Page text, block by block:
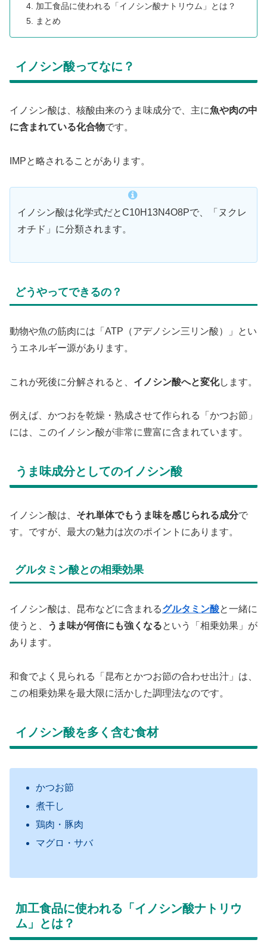
加工食品に使われる「イノシン酸ナトリウム」とは？
まとめ
イノシン酸ってなに？
イノシン酸は、核酸由来のうま味成分で、主に魚や肉の中
に含まれている化合物です。
IMPと略されることがあります。
イノシン酸は化学式だとC10H13N4O8Pで、「ヌクレ
オチド」に分類されます。
どうやってできるの？
動物や魚の筋肉には「ATP（アデノシン三リン酸）」とい
うエネルギー源があります。
これが死後に分解されると、 イノシン酸へと変化します。
例えば、かつおを乾燥・熟成させて作られる「かつお節」
には、このイノシン酸が非常に豊富に含まれています。
うま味成分としてのイノシン酸
イノシン酸は、 それ単体でもうま味を感じられる成分で
す。ですが、最大の魅力は次のポイントにあります。
グルタミン酸との相乗効果
イノシン酸は、昆布などに含まれるグルタミン酸と一緒に
使うと、
うま味が何倍にも強くなるという「相乗効果」が
あります。
和食でよく見られる「昆布とかつお節の合わせ出汁」は、
この相乗効果を最大限に活かした調理法なのです。
イノシン酸を多く含む食材
かつお節
煮干し
鶏肉・豚肉
マグロ・サバ
加工食品に使われる「イノシン酸ナトリウ
ム」とは？